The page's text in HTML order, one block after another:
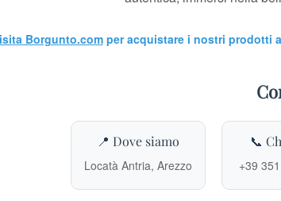
Borgunto.comper acquistare i nostri prodotti
📍 Dove siamo
Locatà Antria, Arezzo
📞
+39